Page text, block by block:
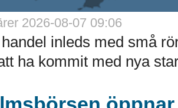
2026-08-07 09:06
inleds med små
ha kommit med nya